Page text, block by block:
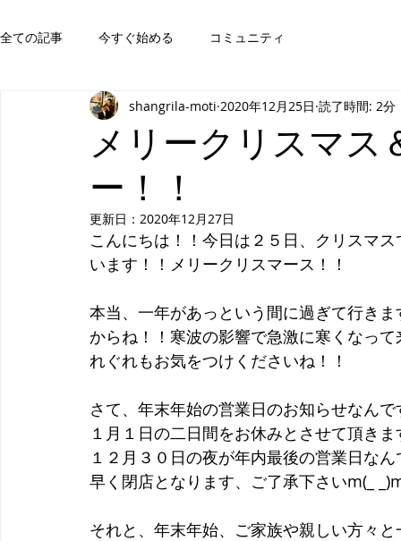
全ての記事 今すぐ始める コミュニティ
メリークリスマス
ー！！
shangrila-moti 2020年12月25日 読了時間: 2分
更新日： 2020年12月27日
こんにちは！！今日は２５日、クリスマ
います！！メリークリスマース！！
本当、一年があっという間に過ぎて行き
からね！！寒波の影響で急激に寒くなっ
れぐれもお気をつけくださいね！！
さて、年末年始の営業日のお知らせなん
１月１日の二日間をお休みとさせて頂き
１２月３０日の夜が年内最後の営業日な
早く閉店となります、ご了承下さいm(_
それと、年末年始、ご家族や親しい方々